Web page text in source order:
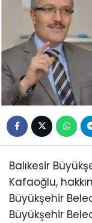
Balıkesir
Kafaoğlu,
Büyükşehir
Büyükşehir